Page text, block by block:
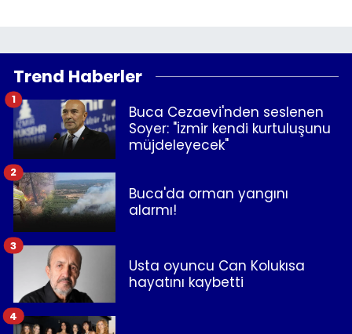
Trend Haberler
Buca Cezaevi'nden seslenen
Soyer: "İzmir kendi kurtuluşunu
müjdeleyecek"
1
Buca'da orman yangını
alarmı!
2
Usta oyuncu Can Kolukısa
hayatını kaybetti
3
4